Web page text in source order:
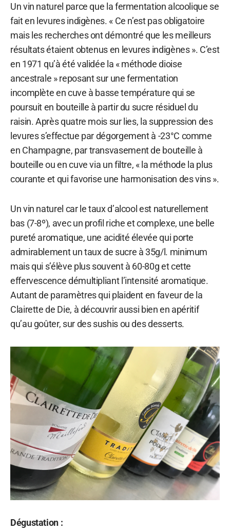
Un vin naturel parce que la fermentation alcoolique se
fait en levures indigènes. « Ce n’est pas obligatoire
mais les recherches ont démontré que les meilleurs
résultats étaient obtenus en levures indigènes ». C’est
en 1971 qu’à été validée la « méthode dioise
ancestrale » reposant sur une fermentation
incomplète en cuve à basse température qui se
poursuit en bouteille à partir du sucre résiduel du
raisin. Après quatre mois sur lies, la suppression des
levures s’effectue par dégorgement à -23°C comme
en Champagne, par transvasement de bouteille à
bouteille ou en cuve via un filtre, « la méthode la plus
courante et qui favorise une harmonisation des vins ».
Un vin naturel car le taux d’alcool est naturellement
bas (7-8º), avec un profil riche et complexe, une belle
pureté aromatique, une acidité élevée qui porte
admirablement un taux de sucre à 35g/l. minimum
mais qui s’élève plus souvent à 60-80g et cette
effervescence démultipliant l’intensité aromatique.
Autant de paramètres qui plaident en faveur de la
Clairette de Die, à découvrir aussi bien en apéritif
qu’au goûter, sur des sushis ou des desserts.
Dégustation :